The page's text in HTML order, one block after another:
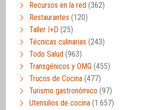
Recursos en la red (362)
Restaurantes (120)
Taller I+D (25)
Técnicas culinarias (243)
Todo Salud (963)
Transgénicos y OMG (455)
Trucos de Cocina (477)
Turismo gastronómico (97)
Utensilios de cocina (1.657)